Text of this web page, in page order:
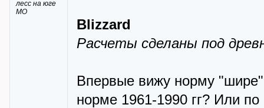
лесс на юге
МО
Blizzard
Расчеты сделаны под
Впервые вижу норму
норме 1961-1990 гг? Или